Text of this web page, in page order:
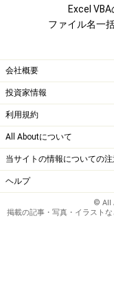
引数Destinationの指
この内容を、前回
ここでは、マクロ
きましょう。また
ように、MsgBox
た。」というメッ
述しておきます。
Excel
ファイル名一
会社概要
投資家情報
利用規約
All Aboutについて
当サイトの情報についての
ヘルプ
© All
掲載の記事・写真・イラスト